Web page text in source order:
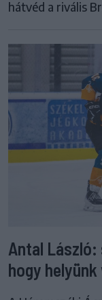
hátvéd a rivális
Antal
hogy